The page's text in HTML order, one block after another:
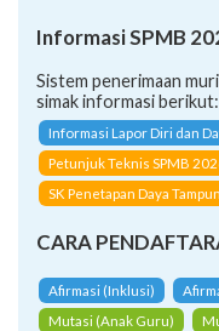
Informasi SPMB
Sistem penerimaan
simak informasi berikut:
Informasi Lapor Diri dan
Petunjuk Teknis SPMB
SK Penetapan Daya
CARA
Afirmasi (Inklusi)
Mutasi (Anak Guru)